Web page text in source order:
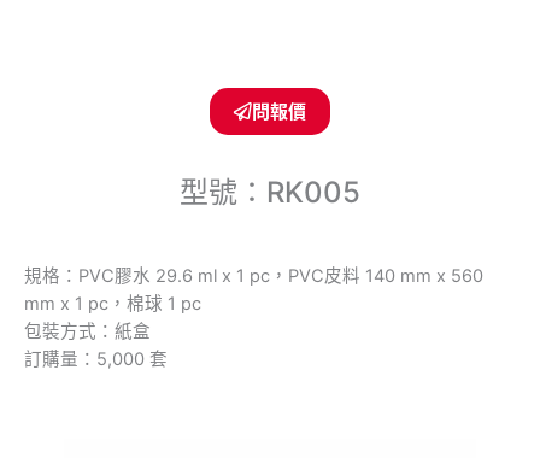
問報價
型號：RK005
規格：PVC膠水 29.6 ml x 1 pc，PVC皮料 140 mm x 560
mm x 1 pc，棉球 1 pc
包裝方式：紙盒
訂購量：5,000 套